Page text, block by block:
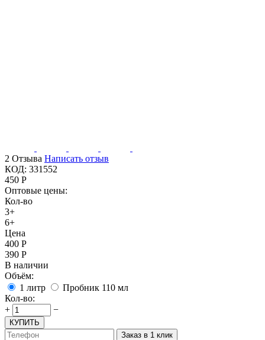
2 Отзыва Написать отзыв
КОД: 331552
450 Р
Оптовые цены:
Кол-во
3+
6+
Цена
400 Р
390 Р
В наличии
Объём:
1 литр
Пробник 110 мл
Кол-во:
+
−
КУПИТЬ
Заказ в 1 клик